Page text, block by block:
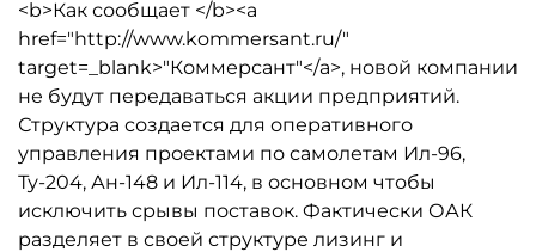
<b>Как сообщает </b><a
href="http://www.kommersant.ru/"
target=_blank>"Коммерсант"</a>, новой компании
не будут передаваться акции предприятий.
Структура создается для оперативного
управления проектами по самолетам Ил-96,
Ту-204, Ан-148 и Ил-114, в основном чтобы
исключить срывы поставок. Фактически ОАК
разделяет в своей структуре лизинг и